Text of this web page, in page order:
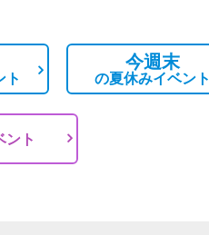
ト
今週末
の夏休みイベント
ント